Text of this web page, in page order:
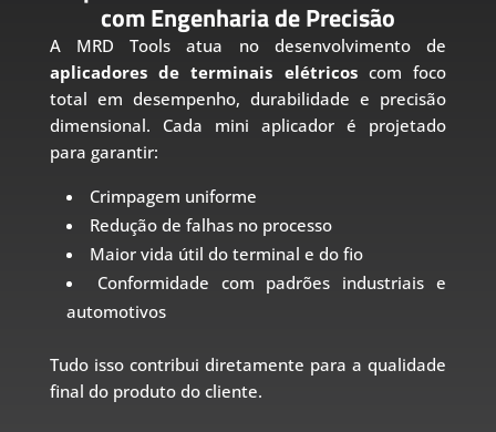
com Engenharia de Precisão
A MRD Tools atua no desenvolvimento de
aplicadores de terminais elétricoscom foco
total em desempenho, durabilidade e precisão
dimensional. Cada mini aplicador é projetado
para garantir:
Crimpagem uniforme
Redução de falhas no processo
Maior vida útil do terminal e do fio
Conformidade com padrões industriais e
automotivos
Tudo isso contribui diretamente para a qualidade
final do produto do cliente.